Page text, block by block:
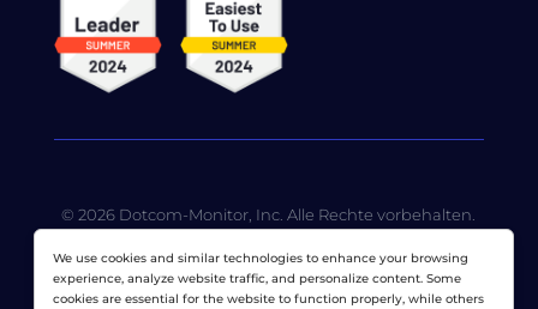
© 2026 Dotcom-Monitor, Inc. Alle Rechte vorbehalten.
Tochtergesellschaft vonDotcom-Monitor, Inc.
Datenschutzerklärung|Nutzungsbedingungen|
We use cookies and similar technologies to enhance your browsing
experience, analyze website traffic, and personalize content. Some
cookies are essential for the website to function properly, while others